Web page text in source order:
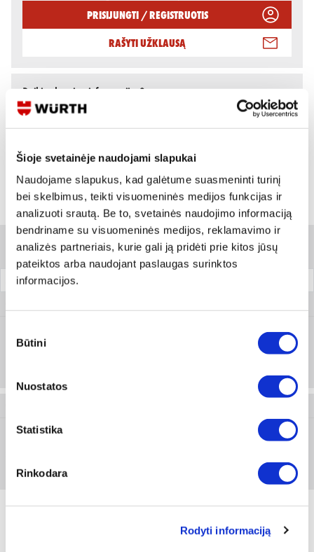
Šioje svetainėje naudojami slapukai
Naudojame slapukus, kad galėtume suasmeninti turinį
bei skelbimus, teikti visuomeninės medijos funkcijas ir
analizuoti srautą. Be to, svetainės naudojimo informaciją
bendriname su visuomeninės medijos, reklamavimo ir
analizės partneriais, kurie gali ją pridėti prie kitos jūsų
pateiktos arba naudojant paslaugas surinktos
informacijos.
pasirinkimas
Būtini
Nuostatos
Statistika
Rinkodara
Rodyti informaciją
Prisijungti / Registruotis
Rašyti užklausą
Variantai
Filtrai
Bendras ilgis [mm]
Prisijungti arba registruotis